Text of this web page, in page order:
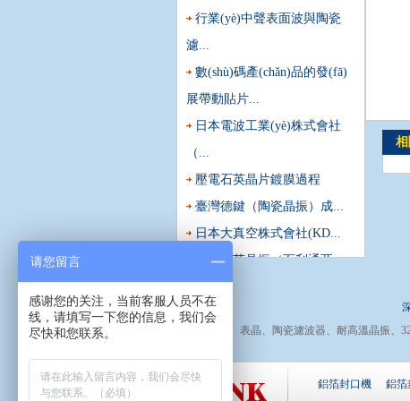
行業(yè)中聲表面波與陶瓷
濾...
數(shù)碼產(chǎn)品的發(fā)
展帶動貼片...
日本電波工業(yè)株式會社
（...
壓電石英晶片鍍膜過程
臺灣德鍵（陶瓷晶振）成...
日本大真空株式會社(KD...
臺灣石英晶振（百利通亞...
表晶、 陶瓷濾波器、 耐高溫晶振、
鋁箔封口機 鋁箔
请您留言
感谢您的关注，当前客服人员不在
线，请填写一下您的信息，我们会
尽快和您联系。